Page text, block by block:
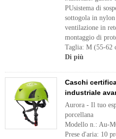
PUsistema di
sottogola in
ventilazione in
montaggio di
Taglia: M (55-62
Di più
Caschi
industriale
Aurora - Il tuo
porcellana
Modello n.: Au-
Prese d'aria: 10